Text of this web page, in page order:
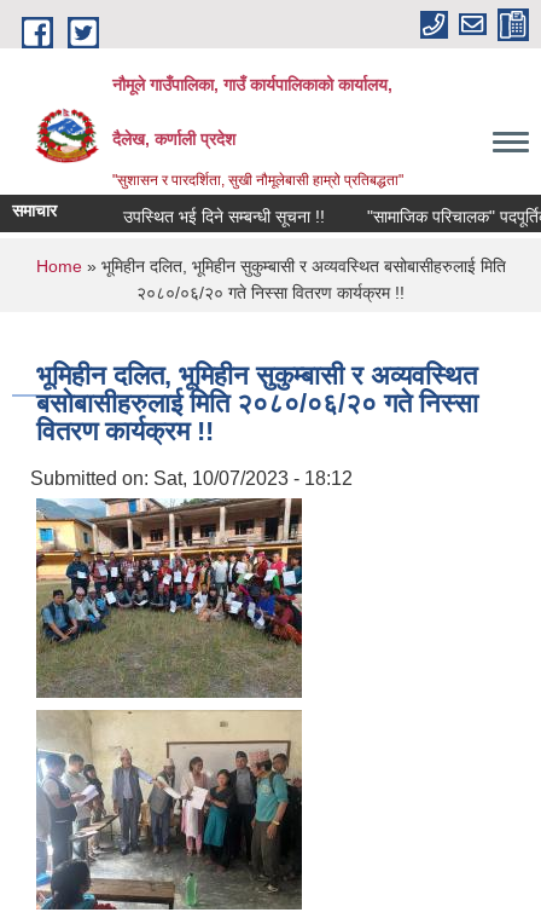
Skip to main content
नौमूले गाउँपालिका, गाउँ कार्यपालिकाको कार्यालय,
दैलेख, कर्णाली प्रदेश
"सुशासन र पारदर्शिता, सुखी नौमूलेबासी हाम्रो प्रतिबद्धता"
समाचार उपस्थित भई दिने सम्बन्धी सूचना !! "सामाजिक परिचालक" पदपूर्तिको
You are here
Home» भूमिहीन दलित, भूमिहीन सुकुम्बासी र अव्यवस्थित बसोबासीहरुलाई मिति
२०८०/०६/२० गते निस्सा वितरण कार्यक्रम !!
भूमिहीन दलित, भूमिहीन सुकुम्बासी र अव्यवस्थित
बसोबासीहरुलाई मिति २०८०/०६/२० गते निस्सा
वितरण कार्यक्रम !!
Submitted on: Sat, 10/07/2023 - 18:12